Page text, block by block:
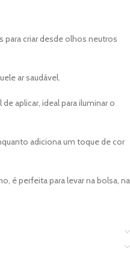
para criar desde olhos neutros
ar saudável.
aplicar, ideal para iluminar o
adiciona um toque de cor
é perfeita para levar na bolsa, na